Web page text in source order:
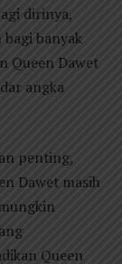
dirinya,
banyak
Queen Dawet
angka
penting,
Dawet masih
Queen